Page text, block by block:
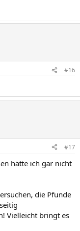
#16
#17
hätte ich gar nicht
die Pfunde
Vielleicht bringt es